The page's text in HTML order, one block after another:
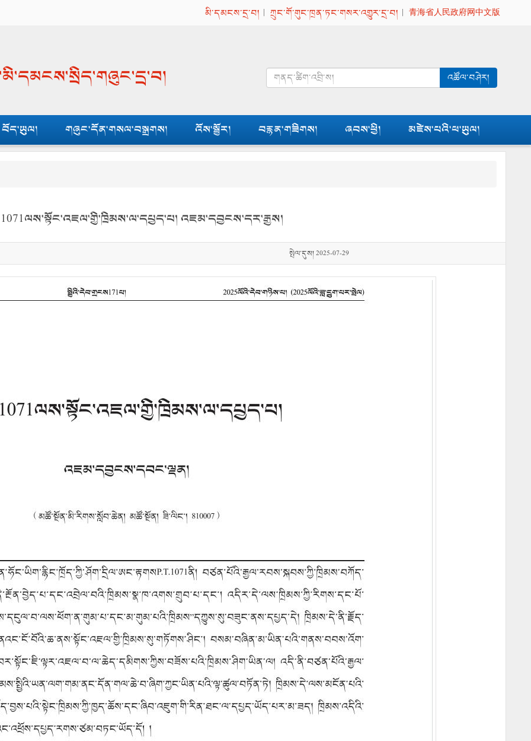
མི་དམངས་དྲ་བ། | ཀྲུང་གོ་གུང་ཁྲན་ཏང་གསར་འགྱུར་དྲ་བ། | 青海省人民政府网中文版
འཚོལ་བཤེར།
བོད་ཡུལ། གཞུང་དོན་གསལ་བསྒྲགས། འོས་སྦྱོར། བརྙན་གཟིགས། ཞབས་ཕྱི། མཛེས་པའི་ཕ་ཡུལ།
འཇམ་དབྱངས་དར་རྒྱས།
སྤེལ་དུས། 2025-07-29